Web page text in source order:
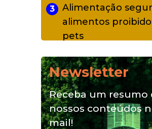
3
Alimentação
alimentos
pets
4
Alimentação
feeding: conheça
opções para
pet
Newsletter
Receba um resumo
nossos conteúdos
mail!